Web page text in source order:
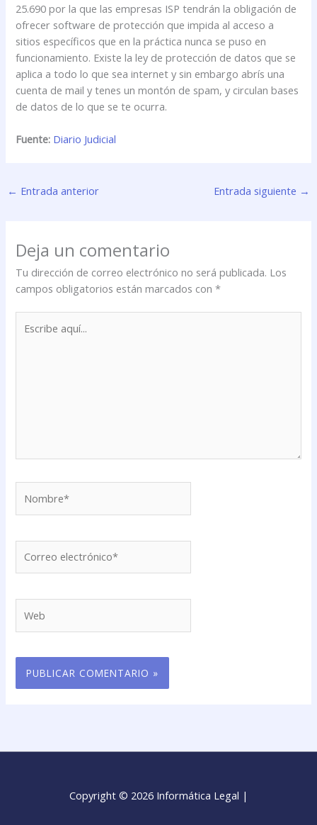
25.690 por la que las empresas ISP tendrán la obligación de
ofrecer software de protección que impida al acceso a
sitios específicos que en la práctica nunca se puso en
funcionamiento. Existe la ley de protección de datos que se
aplica a todo lo que sea internet y sin embargo abrís una
cuenta de mail y tenes un montón de spam, y circulan bases
de datos de lo que se te ocurra.
Fuente: Diario Judicial
← Entrada anterior Entrada siguiente →
Deja un comentario
Tu dirección de correo electrónico no será publicada. Los
campos obligatorios están marcados con*
aquí...
electrónico*
Copyright © 2026 Informática Legal |